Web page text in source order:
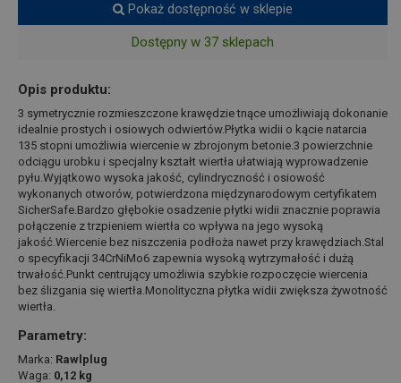
Pokaż dostępność w sklepie
Dostępny w 37 sklepach
Opis produktu:
3 symetrycznie rozmieszczone krawędzie tnące umożliwiają dokonanie
idealnie prostych i osiowych odwiertów.Płytka widii o kącie natarcia
135 stopni umożliwia wiercenie w zbrojonym betonie.3 powierzchnie
odciągu urobku i specjalny kształt wiertła ułatwiają wyprowadzenie
pyłu.Wyjątkowo wysoka jakość, cylindryczność i osiowość
wykonanych otworów, potwierdzona międzynarodowym certyfikatem
SicherSafe.Bardzo głębokie osadzenie płytki widii znacznie poprawia
połączenie z trzpieniem wiertła co wpływa na jego wysoką
jakość.Wiercenie bez niszczenia podłoża nawet przy krawędziach.Stal
o specyfikacji 34CrNiMo6 zapewnia wysoką wytrzymałość i dużą
trwałość.Punkt centrujący umożliwia szybkie rozpoczęcie wiercenia
bez ślizgania się wiertła.Monolityczna płytka widii zwiększa żywotność
wiertła.
Parametry:
Marka: Rawlplug
Waga: 0,12 kg